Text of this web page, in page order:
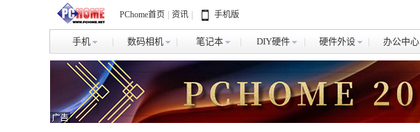
PChome首页 资讯 手机版
手机 数码相机 笔记本 DIY硬件 硬件外设 办公中心